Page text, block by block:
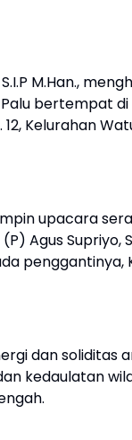
M.Han.,
bertempat
Kelurahan
upacara
Agus Supriyo,
penggantinya,
dan soliditas
kedaulatan